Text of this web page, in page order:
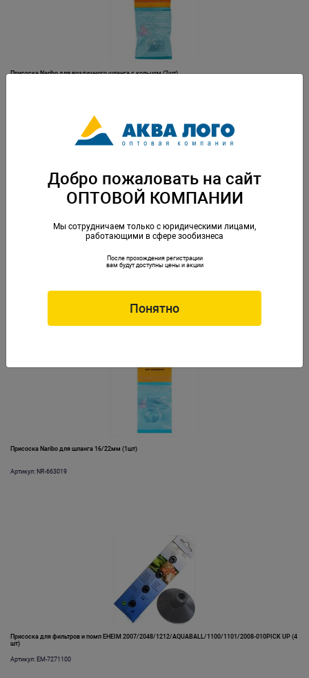
Присоска Naribo для воздушного шланга с кольцом (2шт)
Присоска Naribo для тонких термометров (1шт)
Присоска Naribo для шланга 16/22мм (1шт)
Артикул: NR-663019
Присоска для фильтров и помп EHEIM 2007/2048/1212/AQUABALL/1100/1101/2008-010PICK UP (4
шт)
Артикул: EM-7271100
Добро пожаловать на сайт
ОПТОВОЙ КОМПАНИИ
Мы сотрудничаем только с юридическими лицами,
работающими в сфере зообизнеса
После прохождения регистрации
вам будут доступны цены и акции
Понятно